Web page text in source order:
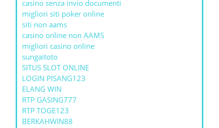
casino senza invio documenti
migliori siti poker online
siti non aams
casino online non AAMS
migliori casino online
sungaitoto
SITUS SLOT ONLINE
LOGIN PISANG123
ELANG WIN
RTP GASING777
RTP TOGE123
BERKAHWIN88